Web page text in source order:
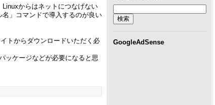
からはネットにつなげない
」コマンドで導入するのが良い
トからダウンロードいただく必
ッケージなどが必要になると思
GoogleAdSense